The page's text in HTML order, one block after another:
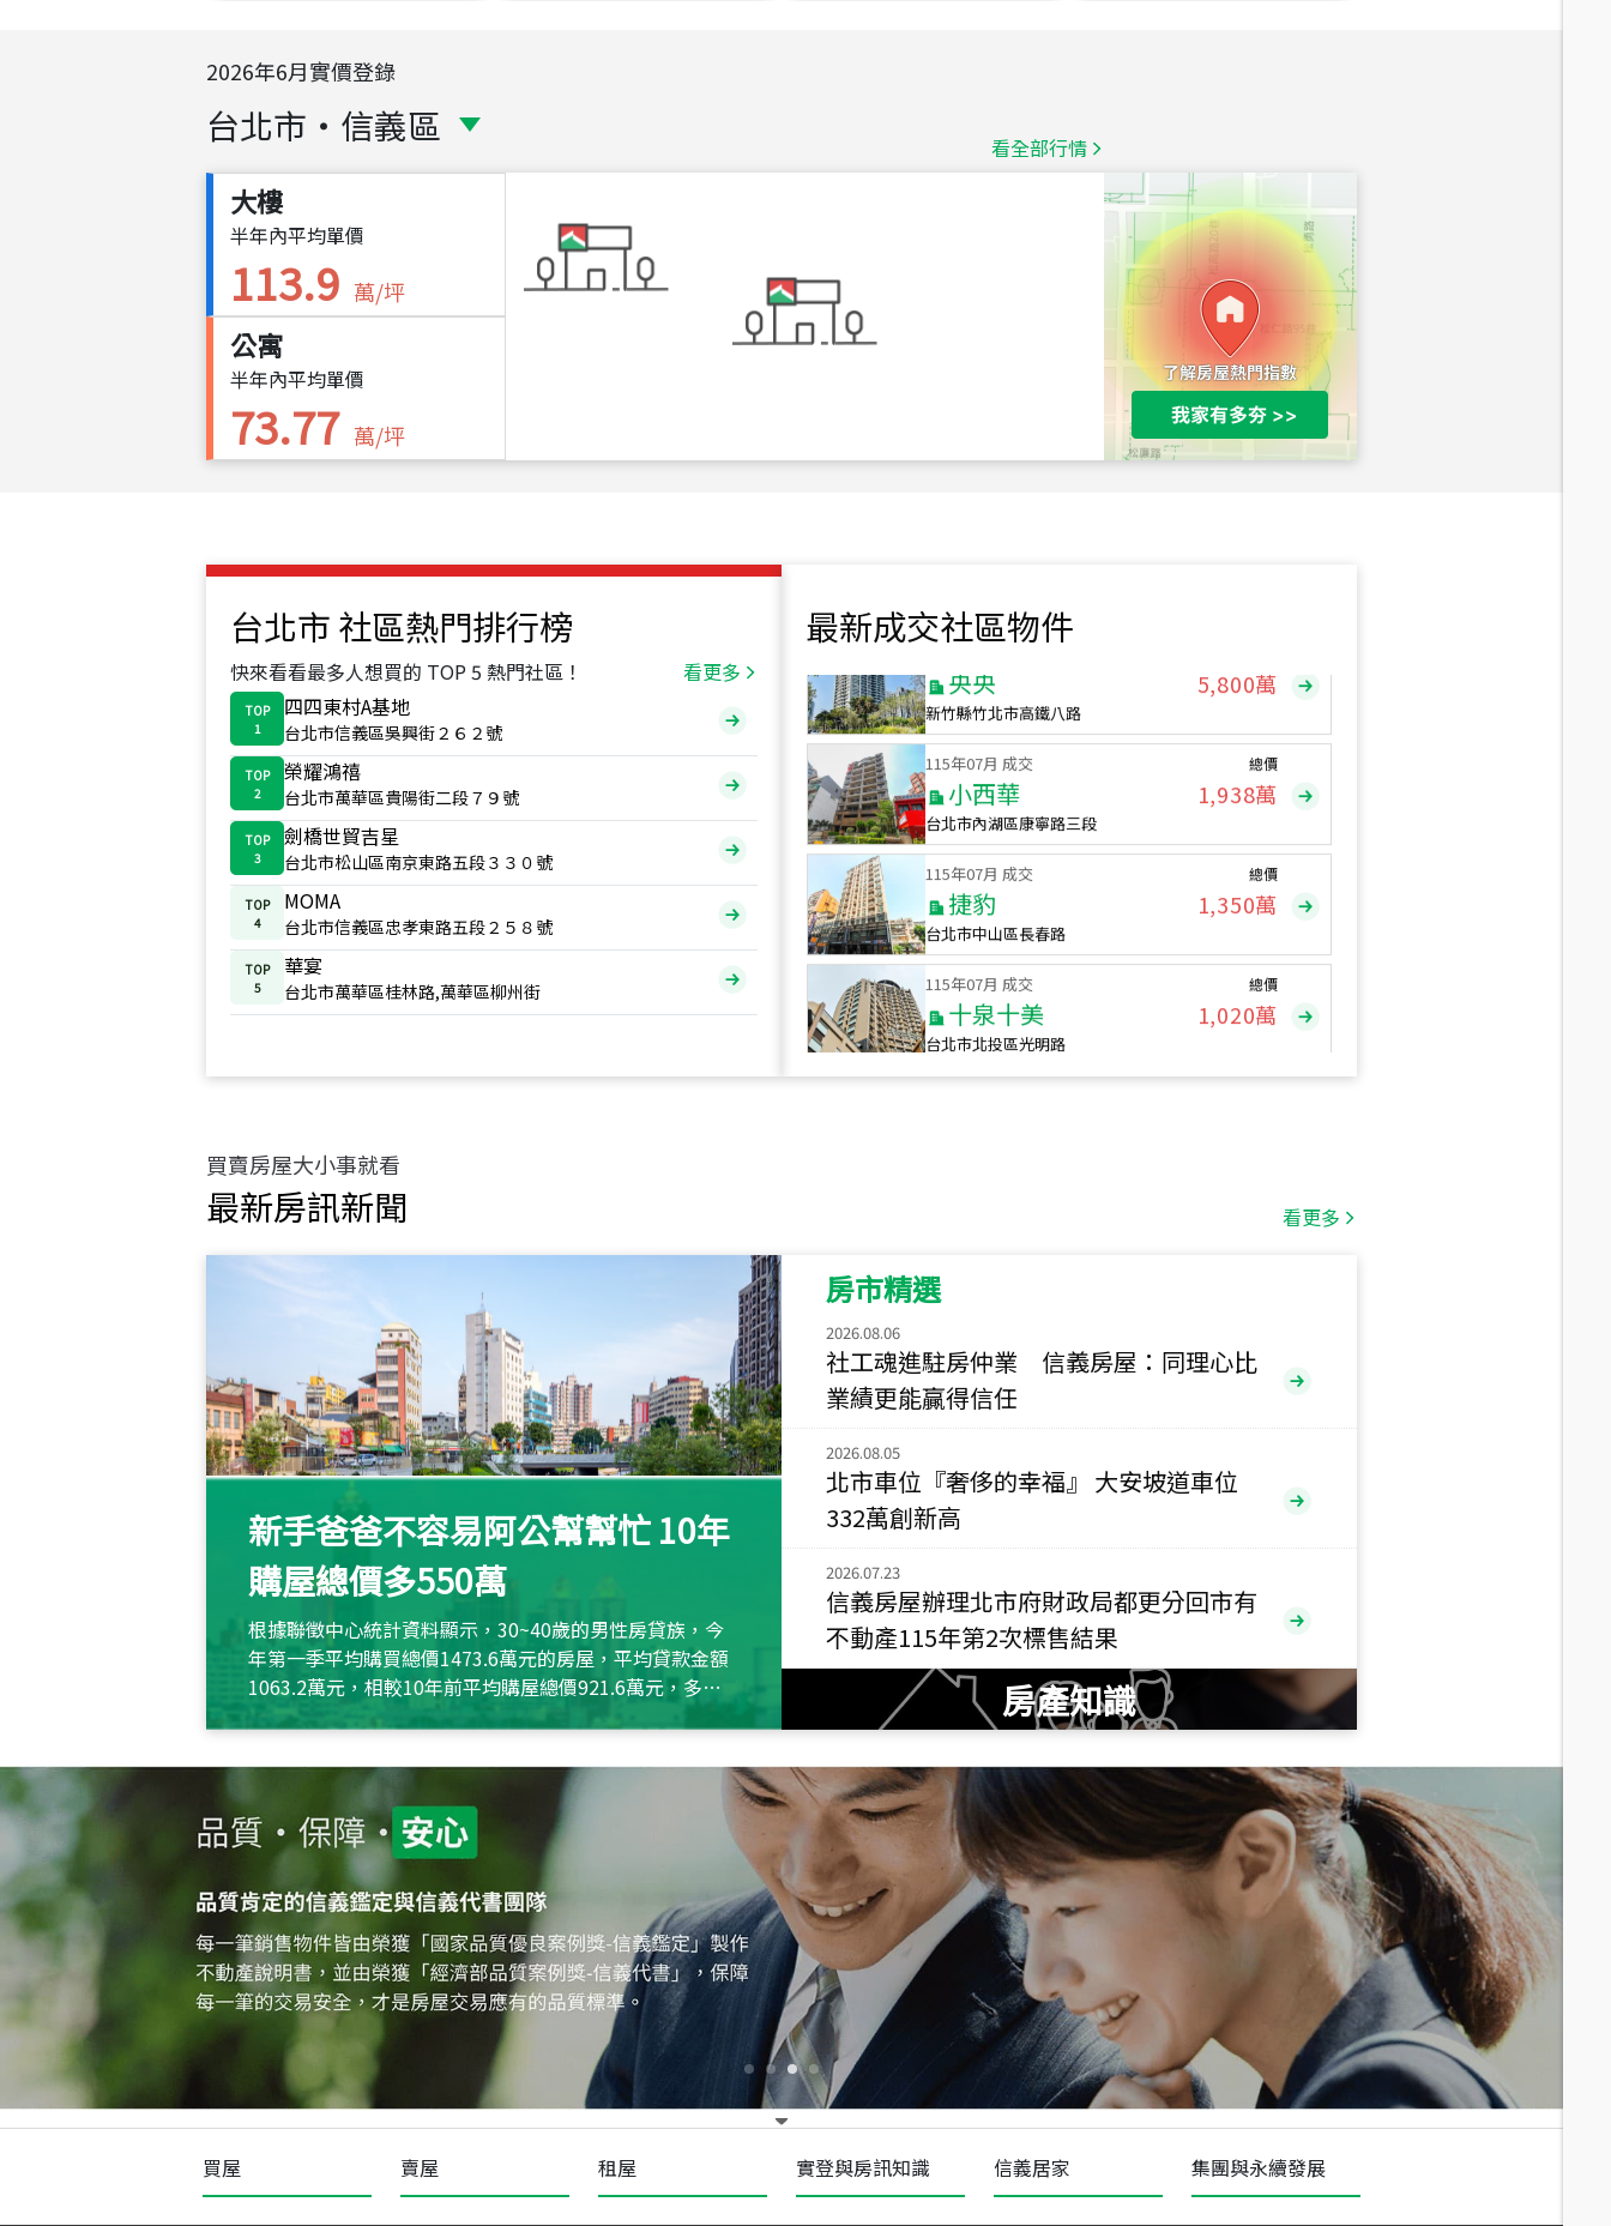
2026年6月實價登錄
台北市 ・ 信義區 看全部行情
大樓
半年內平均單價
113.9 萬/坪
公寓
半年內平均單價
73.77 萬/坪
台北市 社區熱門排行榜
快來看看最多人想買的 TOP 5 熱門社區！ 看更多
TOP
1
四四東村A基地
台北市信義區吳興街２６２號
TOP
2
榮耀鴻禧
台北市萬華區貴陽街二段７９號
TOP
3
劍橋世貿吉星
台北市松山區南京東路五段３３０號
TOP
4
MOMA
台北市信義區忠孝東路五段２５８號
TOP
5
華宴
台北市萬華區桂林路,萬華區柳州街
最新成交社區物件
台北市中山區長春路
總價
1,020萬
總價
490萬
新竹市新竹市慈祥路
總價
1,808萬
115年07月 成交
新竹縣竹北市高鐵八路
115年07月 成交
小西華
台北市內湖區康寧路三段
總價
1,938萬
115年07月 成交
捷豹
台北市中山區長春路
總價
1,350萬
115年07月 成交
十泉十美
台北市北投區光明路
總價
1,020萬
115
新北市永和區環河西路二段
115年07月 成交
央央 5,800萬
115年
小西華
115年07月 成交
捷豹
台北市中山區長春路
總價
115年07月 成交
十泉十美
台北市北投區光明路
總價
1,020 萬
年 07 月 成交
四維天廈
新竹市新竹市四維路
總價
490萬
115 月 成交
菁英典藏
新竹市新竹市慈祥路
1,808萬
買賣房屋大小事就看
最新房訊新聞 看更多
新手爸爸不容易阿公幫幫忙 10年
購屋總價多550萬
根據聯徵中心統計資料顯示，30~40歲的男性房貸族，今
年第一季平均購買總價1473.6萬元的房屋，平均貸款金額
1063.2萬元，相較10年前平均購屋總價921.6萬元，多出
約550萬元，且貸款金額也多
房市精選
2026.08.06
社工魂進駐房仲業 信義房屋：同理心比
業績更能贏得信任
2026.08.05
北市車位『奢侈的幸福』 大安坡道車位
332萬創新高
2026.07.23
信義房屋辦理北市府財政局都更分回市有
不動產115年第2次標售結果
房產知識
買屋 賣屋 租屋 實登與房訊知識 信義居家 集團與永續發展